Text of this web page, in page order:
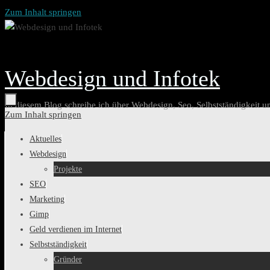
Zum Inhalt springen
Webdesign und Infotek
In diesem Blog schreibe ich über Webdesign, Seo, Selbstständigkeit
Zum Inhalt springen
Aktuelles
Webdesign
Projekte
SEO
Marketing
Gimp
Geld verdienen im Internet
Selbstständigkeit
Gründer